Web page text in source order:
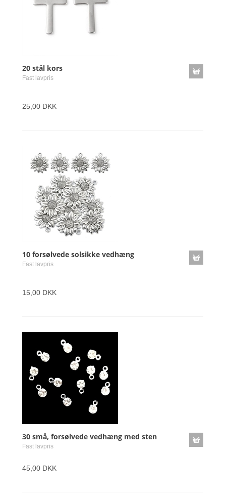
20 stål kors
Fast lavpris
25,00 DKK
10 forsølvede solsikke vedhæng
Fast lavpris
15,00 DKK
30 små, forsølvede vedhæng med sten
Fast lavpris
45,00 DKK